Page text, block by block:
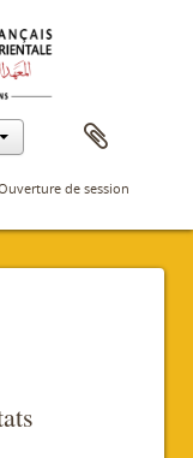
de session